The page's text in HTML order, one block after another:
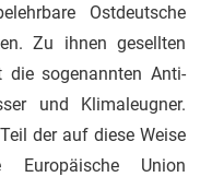
Ostdeutsche
Zu ihnen gesellten
die sogenannten Anti-
und Klimaleugner.
der auf diese Weise
Europäische Union